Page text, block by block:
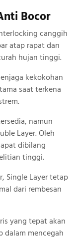
Bocor
canggih
atap rapat dan
hujan tinggi.
kekokohan
saat terkena
namun
Layer. Oleh
dibilang
tinggi.
Single Layer tetap
dari rembesan
yang tepat akan
dalam mencegah